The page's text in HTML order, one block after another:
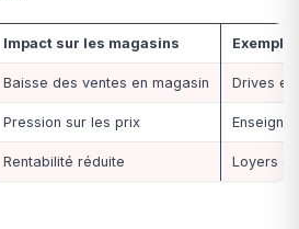
Impact sur les magasins Exemple
Baisse des ventes en magasin Drives et
Pression sur les prix
Rentabilité réduite Loyers